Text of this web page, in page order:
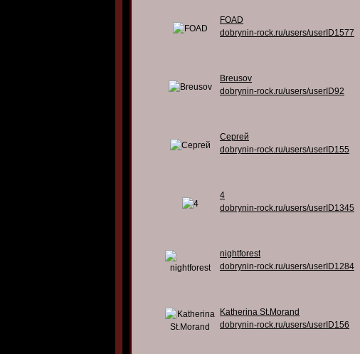
FOAD
dobrynin-rock.ru/users/userID1577
Breusov
dobrynin-rock.ru/users/userID92
Сергей
dobrynin-rock.ru/users/userID155
4
dobrynin-rock.ru/users/userID1345
nightforest
dobrynin-rock.ru/users/userID1284
Katherina St.Morand
dobrynin-rock.ru/users/userID156